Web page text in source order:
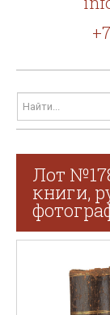
Лот
книги,